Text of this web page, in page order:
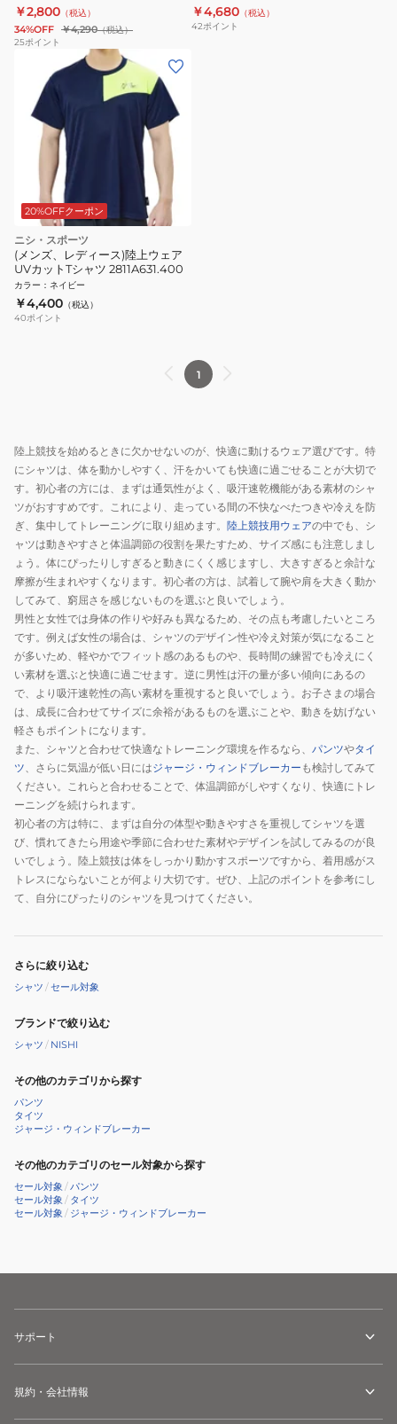
￥2,800 （税込）
34%OFF ￥4,290（税込）
25ポイント
￥4,680 （税込）
42ポイント
20%OFFクーポン
ニシ・スポーツ
(メンズ、レディース)陸上ウェア
UVカットTシャツ 2811A631.400
カラー ： ネイビー
￥4,400 （税込）
40ポイント
1
陸上競技を始めるときに欠かせないのが、快適に動けるウェア選びです。特
にシャツは、体を動かしやすく、汗をかいても快適に過ごせることが大切で
す。初心者の方には、まずは通気性がよく、吸汗速乾機能がある素材のシャ
ツがおすすめです。これにより、走っている間の不快なべたつきや冷えを防
ぎ、集中してトレーニングに取り組めます。 陸上競技用ウェアの中でも、シ
ャツは動きやすさと体温調節の役割を果たすため、サイズ感にも注意しまし
ょう。体にぴったりしすぎると動きにくく感じますし、大きすぎると余計な
摩擦が生まれやすくなります。初心者の方は、試着して腕や肩を大きく動か
してみて、窮屈さを感じないものを選ぶと良いでしょう。
男性と女性では身体の作りや好みも異なるため、その点も考慮したいところ
です。例えば女性の場合は、シャツのデザイン性や冷え対策が気になること
が多いため、軽やかでフィット感のあるものや、長時間の練習でも冷えにく
い素材を選ぶと快適に過ごせます。逆に男性は汗の量が多い傾向にあるの
で、より吸汗速乾性の高い素材を重視すると良いでしょう。お子さまの場合
は、成長に合わせてサイズに余裕があるものを選ぶことや、動きを妨げない
軽さもポイントになります。
また、シャツと合わせて快適なトレーニング環境を作るなら、 パンツやタイ
ツ、さらに気温が低い日にはジャージ・ウィンドブレーカー も検討してみて
ください。これらと合わせることで、体温調節がしやすくなり、快適にトレ
ーニングを続けられます。
初心者の方は特に、まずは自分の体型や動きやすさを重視してシャツを選
び、慣れてきたら用途や季節に合わせた素材やデザインを試してみるのが良
いでしょう。陸上競技は体をしっかり動かすスポーツですから、着用感がス
トレスにならないことが何より大切です。ぜひ、上記のポイントを参考にし
て、自分にぴったりのシャツを見つけてください。
さらに絞り込む
シャツ /セール対象
ブランドで絞り込む
シャツ / NISHI
その他のカテゴリから探す
パンツ
タイツ
ジャージ・ウィンドブレーカー
その他のカテゴリのセール対象から探す
セール対象 /パンツ
セール対象 / タイツ
セール対象 / ジャージ・ウィンドブレーカー
サポート
規約・会社情報